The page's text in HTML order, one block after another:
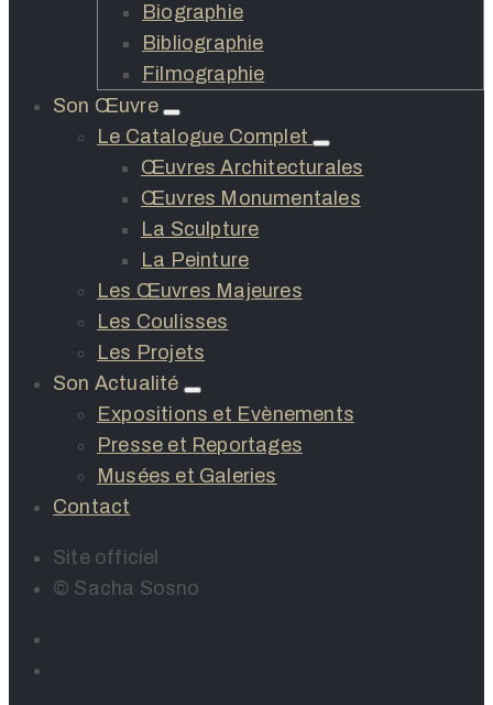
Biographie
Bibliographie
Filmographie
Son Œuvre
Le Catalogue Complet
Œuvres Architecturales
Œuvres Monumentales
La Sculpture
La Peinture
Les Œuvres Majeures
Les Coulisses
Les Projets
Son Actualité
Expositions et Evènements
Presse et Reportages
Musées et Galeries
Contact
Site officiel
© Sacha Sosno